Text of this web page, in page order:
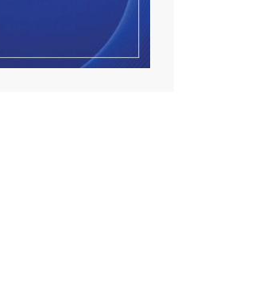
хучилттай авто замын